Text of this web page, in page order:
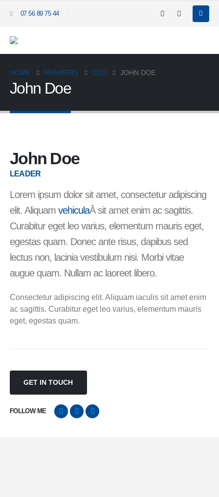
07 56 89 75 44
HOME MEMBERS CEO JOHN DOE
John Doe
John Doe
LEADER
Lorem ipsum dolor sit amet, consectetur adipiscing
elit. Aliquam vehiculaÂ sit amet enim ac sagittis.
Curabitur eget leo varius, elementum mauris eget,
egestas quam. Donec ante risus, dapibus sed
lectus non, lacinia vestibulum nisi. Morbi vitae
augue quam. Nullam ac laoreet libero.
Consectetur adipiscing elit. Aliquam iaculis sit amet enim
ac sagittis. Curabitur eget leo varius, elementum mauris
eget, egestas quam.
GET IN TOUCH
FOLLOW ME